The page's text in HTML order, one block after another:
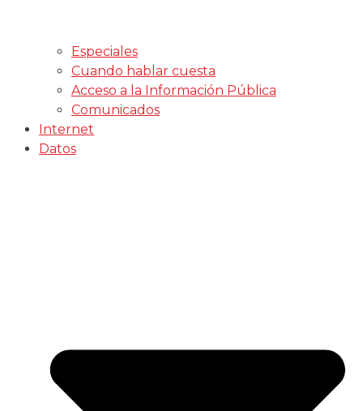
Especiales
Cuando hablar cuesta
Acceso a la Información Pública
Comunicados
Internet
Datos